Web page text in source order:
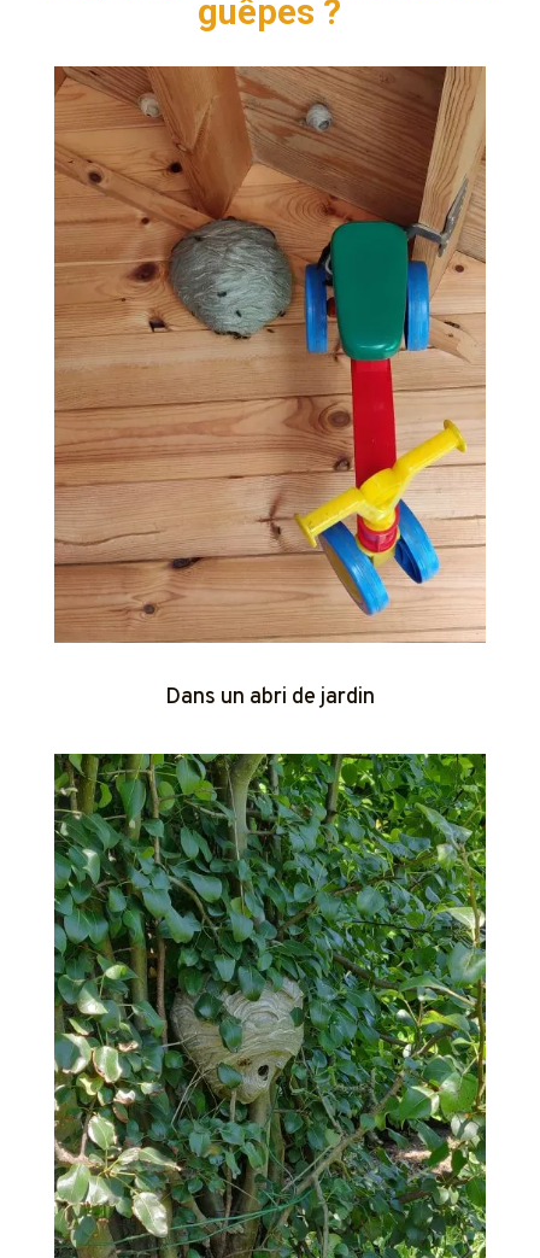
guêpes ?
Dans un abri de jardin